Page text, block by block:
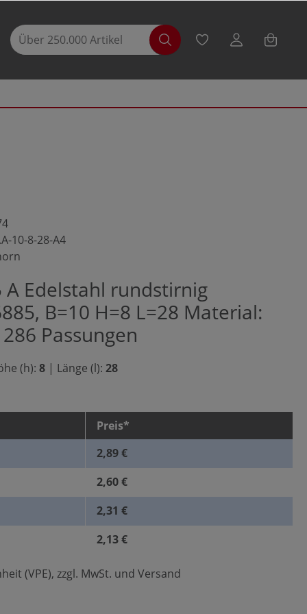
10-8-28-A4
A Edelstahl rundstirnig
B=10 H=8 L=28 Material:
Passungen
(h): 8 | Länge (l): 28
Preis*
2,89 €
2,60 €
2,31 €
2,13 €
(VPE), zzgl. MwSt. und Versand